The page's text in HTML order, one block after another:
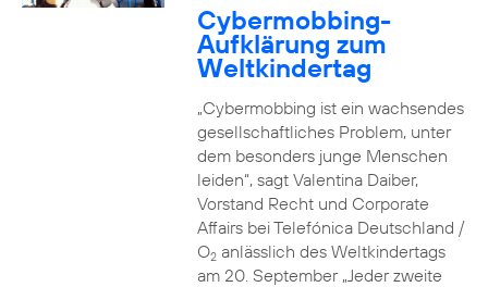
Cybermobbing-
Aufklärung zum
Weltkindertag
„Cybermobbing ist ein wachsendes
gesellschaftliches Problem, unter
dem besonders junge Menschen
leiden“, sagt Valentina Daiber,
Vorstand Recht und Corporate
Affairs bei Telefónica Deutschland /
O2anlässlich des Weltkindertags
am 20. September „Jeder zweite